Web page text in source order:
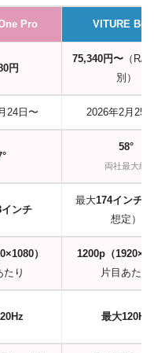
Pro VITURE
円
75,340円〜 （R/
別）
24日〜 2026年2月25
58°
両社最大級
ンチ
最大174インチ
想定）
）
たり
1200p（
片目あたり
最大120Hz